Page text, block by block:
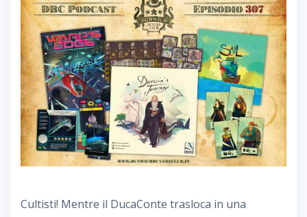
Cultisti! Mentre il DucaConte trasloca in una